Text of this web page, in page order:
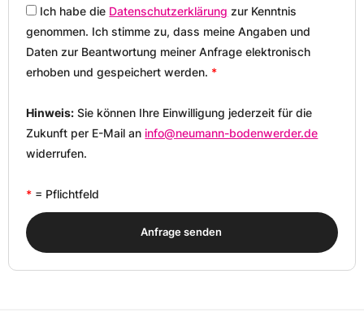
Ich habe die Datenschutzerklärung zur Kenntnis
genommen. Ich stimme zu, dass meine Angaben und
Daten zur Beantwortung meiner Anfrage elektronisch
erhoben und gespeichert werden. *
Hinweis: Sie können Ihre Einwilligung jederzeit für die
Zukunft per E-Mail aninfo@neumann-bodenwerder.de
widerrufen.
* = Pflichtfeld
Anfrage senden